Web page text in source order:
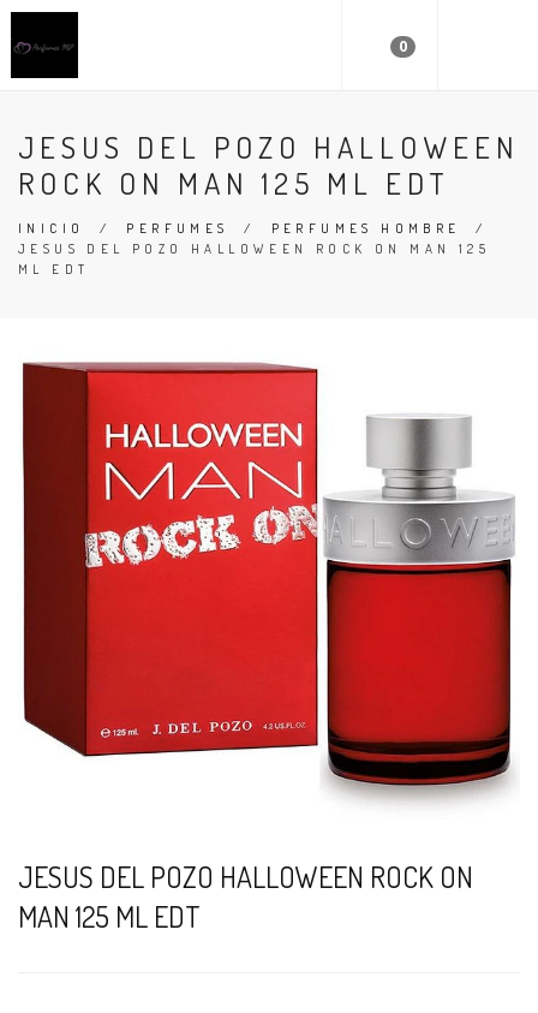
0
JESUS DEL POZO HALLOWEEN
ROCK ON MAN 125 ML EDT
INICIO / PERFUMES / PERFUMES HOMBRE
/
JESUS DEL POZO HALLOWEEN ROCK ON MAN 125
ML EDT
JESUS DEL POZO HALLOWEEN ROCK ON
MAN 125 ML EDT